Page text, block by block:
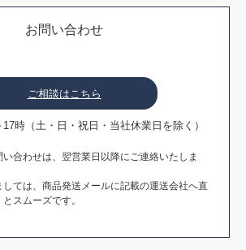
お問い合わせ
ご相談はこちら
時（土・日・祝日・当社休業日を除く）
合わせは、翌営業日以降にご連絡いたしま
ては、商品発送メールに記載の運送会社へ直
スムーズです。